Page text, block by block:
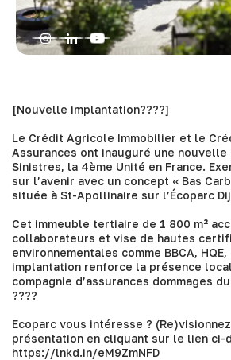
[Nouvelle implantation????]
Le Crédit Agricole Immobilier et le
Assurances ont inauguré une
Sinistres, la 4ème Unité en France.
sur l’avenir avec un concept « Bas
située à St-Apollinaire sur l’Écoparc
Cet immeuble tertiaire de 1 800 m²
collaborateurs et vise de hautes
environnementales comme BBCA,
implantation renforce la présence
compagnie d’assurances dommages
????
Ecoparc vous intéresse ?
présentation en cliquant sur le lien ci-
https://lnkd.in/eM9ZmNFD